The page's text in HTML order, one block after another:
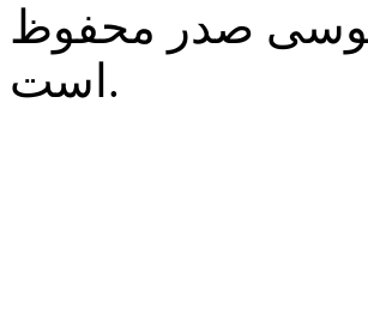
صدر محفوظ
است.